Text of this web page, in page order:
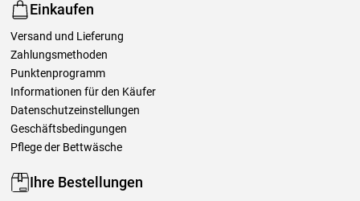
Einkaufen
Versand und Lieferung
Zahlungsmethoden
Punktenprogramm
Informationen für den Käufer
Datenschutzeinstellungen
Geschäftsbedingungen
Pflege der Bettwäsche
Ihre Bestellungen